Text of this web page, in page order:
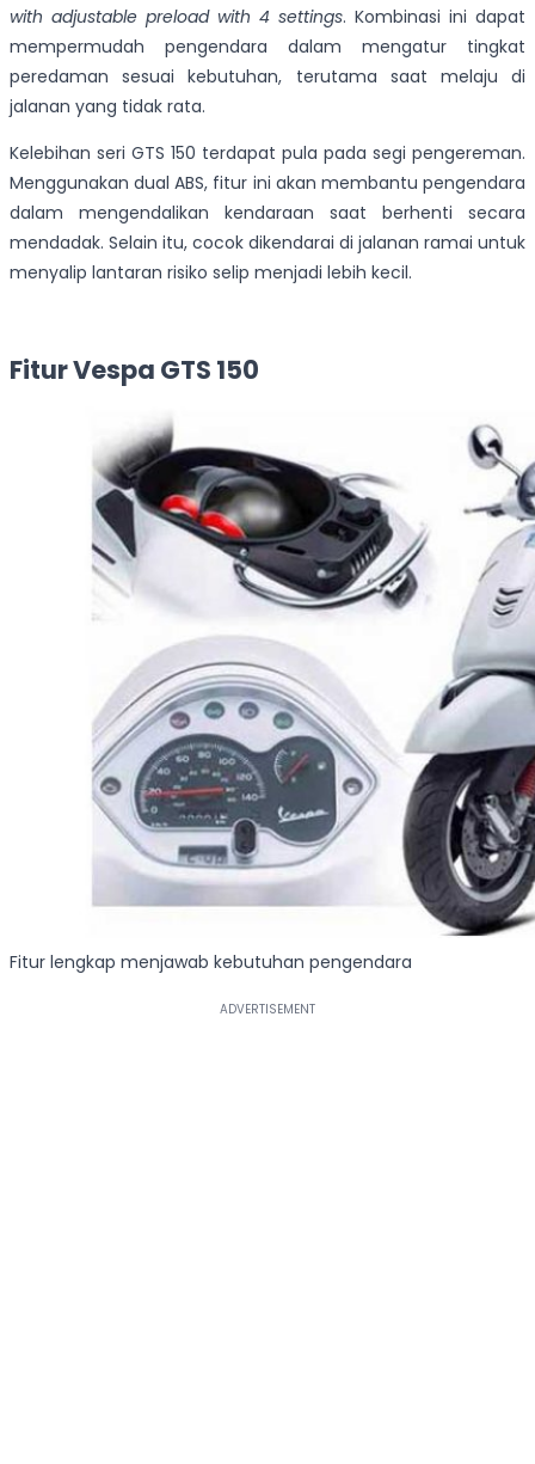
with adjustable preload with 4 settings. Kombinasi ini dapat
mempermudah pengendara dalam mengatur tingkat
peredaman sesuai kebutuhan, terutama saat melaju di
jalanan yang tidak rata.
Kelebihan seri GTS 150 terdapat pula pada segi pengereman.
Menggunakan dual ABS, fitur ini akan membantu pengendara
dalam mengendalikan kendaraan saat berhenti secara
mendadak. Selain itu, cocok dikendarai di jalanan ramai untuk
menyalip lantaran risiko selip menjadi lebih kecil.
Fitur Vespa GTS 150
Fitur lengkap menjawab kebutuhan pengendara